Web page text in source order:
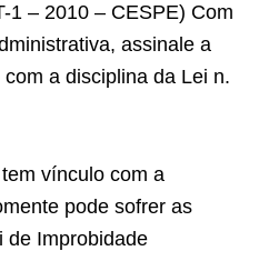
1 – 2010 – CESPE) Com
assinale a
a disciplina da Lei n.
vínculo com a
pode sofrer as
de Improbidade